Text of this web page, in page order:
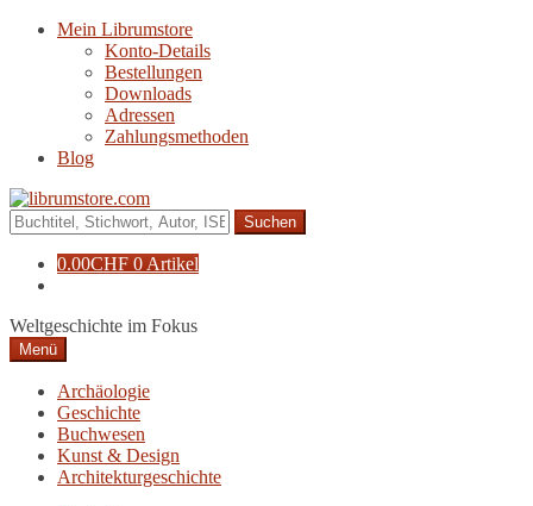
Navigation
Zum
Mein Librumstore
Konto-Details
Bestellungen
Downloads
Adressen
Zahlungsmethoden
Blog
Suche
nach:
0.00CHF 0 Artikel
Weltgeschichte im Fokus
Menü
Archäologie
Geschichte
Buchwesen
Kunst & Design
Architekturgeschichte